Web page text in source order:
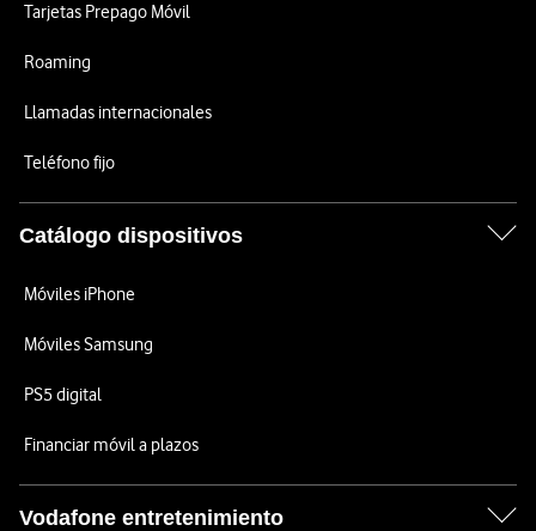
Tarjetas Prepago Móvil
Roaming
Llamadas internacionales
Teléfono fijo
Catálogo dispositivos
Móviles iPhone
Móviles Samsung
PS5 digital
Financiar móvil a plazos
Vodafone entretenimiento